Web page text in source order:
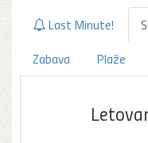
Last Minute!
Zabava
Plaže